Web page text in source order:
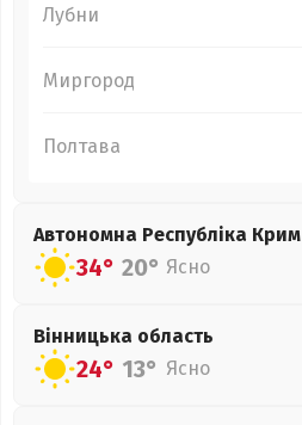
Лубни
Миргород
Полтава
Автономна Республіка Крим
34° 20° Ясно
Вінницька область
24° 13° Ясно